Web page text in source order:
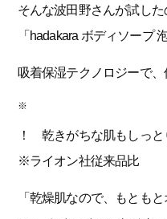
そんな波田野さんが試し
「hadakara ボディソープ
吸着保湿テクノロジーで
※
！ 乾きがちな肌もしっと
※ライオン社従来品比
「乾燥肌なので、もとも